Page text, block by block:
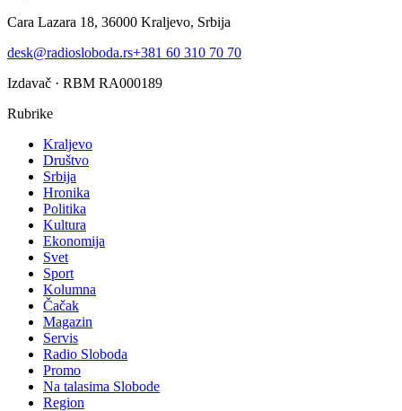
Cara Lazara 18, 36000 Kraljevo, Srbija
desk@radiosloboda.rs+381 60 310 70 70
Izdavač · RBM RA000189
Rubrike
Kraljevo
Društvo
Srbija
Hronika
Politika
Kultura
Ekonomija
Svet
Sport
Kolumna
Čačak
Magazin
Servis
Radio Sloboda
Promo
Na talasima Slobode
Region